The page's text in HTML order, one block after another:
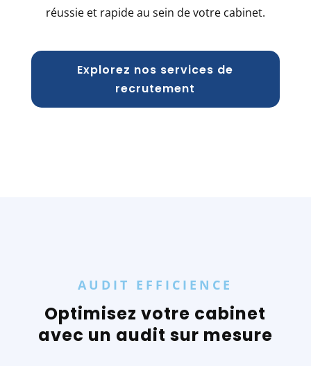
réussie et rapide au sein de votre cabinet.
Explorez nos services de
recrutement
AUDIT EFFICIENCE
Optimisez votre cabinet
avec un audit sur mesure